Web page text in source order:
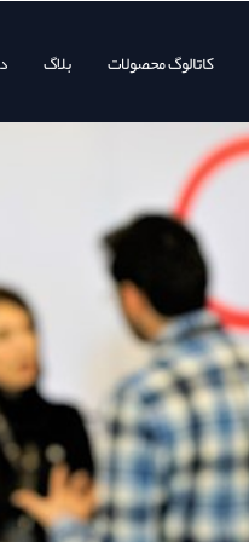
کاتالوگ محصولات بلاگ